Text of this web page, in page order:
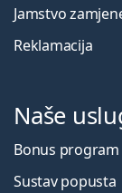
Jamstvo
Reklamacija
Naše
Bonus program
Sustav popusta